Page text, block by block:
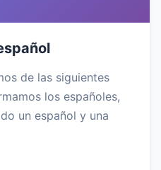
de las siguientes
los españoles,
un español y una